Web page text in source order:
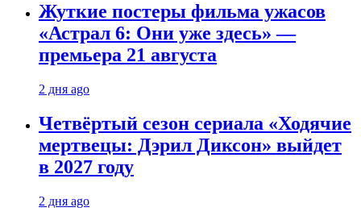
Жуткие постеры фильма ужасов
«Астрал 6: Они уже здесь» —
премьера 21 августа
2 дня ago
Четвёртый сезон сериала «Ходячие
мертвецы: Дэрил Диксон» выйдет
в 2027 году
2 дня ago